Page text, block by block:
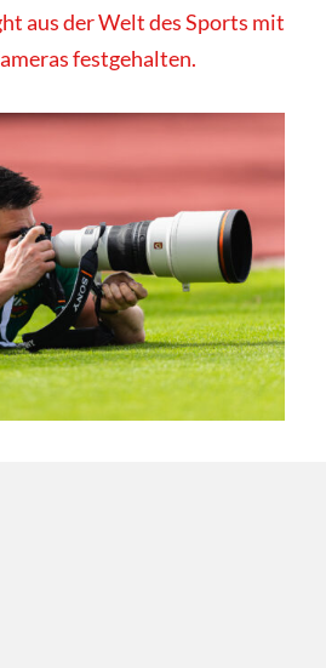
aus der Welt des Sports mit
festgehalten.